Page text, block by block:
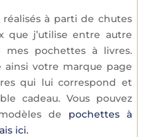
réalisés à parti de chutes
que j’utilise entre autre
pochettes à livres.
ainsi votre marque page
qui lui correspond et
cadeau. Vous pouvez
de pochettes à
ici.